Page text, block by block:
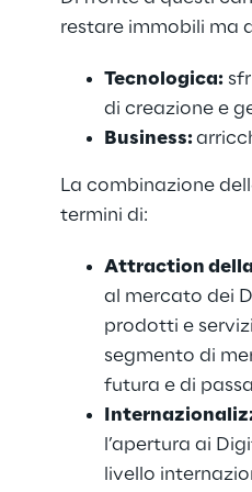
restare immobili ma
Tecnologica:
di creazione e
Business:
La combinazione
termini di:
Attraction
al mercato dei
prodotti e
segmento di
futura e di
l’apertura ai
livello